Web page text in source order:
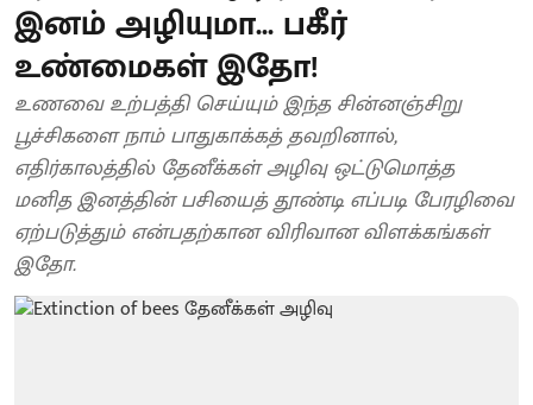
இனம் அழியுமா... பகீர்
உண்மைகள் இதோ!
உணவை உற்பத்தி செய்யும் இந்த சின்னஞ்சிறு
பூச்சிகளை நாம் பாதுகாக்கத் தவறினால்,
எதிர்காலத்தில் தேனீக்கள் அழிவு ஒட்டுமொத்த
மனித இனத்தின் பசியைத் தூண்டி எப்படி பேரழிவை
ஏற்படுத்தும் என்பதற்கான விரிவான விளக்கங்கள்
இதோ.